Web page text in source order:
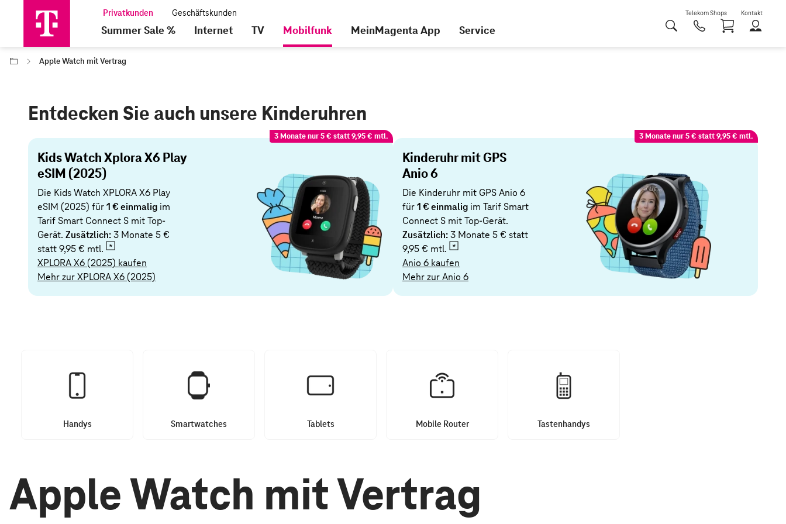
Telekom Shops Kontakt
Summer Sale % Internet TV Mobilfunk MeinMagenta App Service
Apple Watch mit Vertrag
Entdecken Sie auch unsere Kinderuhren
Kids Watch Xplora X6 Play
eSIM (2025)
Die Kids Watch XPLORA X6 Play
eSIM (2025) für1 € einmalig im
Tarif Smart Connect S mit Top-
Gerät. Zusätzlich:3 Monate 5 €
statt9,95 € mtl.
XPLORA X6 (2025) kaufen
Mehr zur XPLORA X6 (2025)
3 Monate nur 5 € statt 9,95 € mtl.
Kinderuhr mit GPS
Anio 6
Die Kinderuhr mit GPS Anio 6
für1 € einmalig im Tarif Smart
Connect S mit Top-Gerät.
Zusätzlich:3 Monate 5 € statt
9,95 € mtl.
Anio 6 kaufen
Mehr zur Anio 6
3 Monate nur 5 € statt 9,95 € mtl.
Handys Smartwatches Tablets Mobile Router Tastenhandys
Apple Watch mit Vertrag